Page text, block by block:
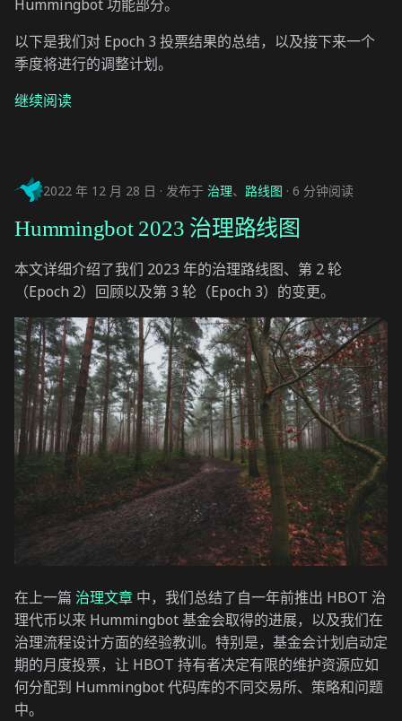
Hummingbot 功能部分。
以下是我们对 Epoch 3 投票结果的总结，以及接下来一个
季度将进行的调整计划。
继续阅读
2022 年 12 月 28 日 发布于 治理、 路线图 6 分钟阅读
Hummingbot 2023 治理路线图
本文详细介绍了我们 2023 年的治理路线图、第 2 轮
（Epoch 2）回顾以及第 3 轮（Epoch 3）的变更。
在上一篇 治理文章 中，我们总结了自一年前推出 HBOT 治
理代币以来 Hummingbot 基金会取得的进展，以及我们在
治理流程设计方面的经验教训。特别是，基金会计划启动定
期的月度投票，让 HBOT 持有者决定有限的维护资源应如
何分配到 Hummingbot 代码库的不同交易所、策略和问题
中。